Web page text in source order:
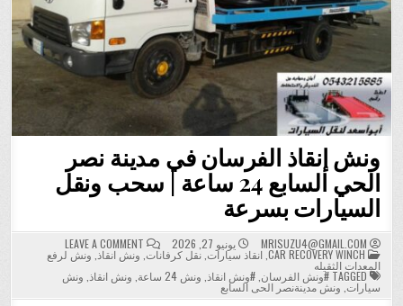
ونش إنقاذ الفرسان في مدينة نصر
الحي السابع 24 ساعة | سحب ونقل
السيارات بسرعة
MRISUZU4@GMAIL.COM يونيو 27, 2026 LEAVE A COMMENT
ON
ونش
إنقاذ
في
مدينة
POSTED
IN
CAR RECOVERY WINCH
,انقاذ سيارات ,نقل كرفانات ونش انقاذ ونش لرفع
المعدات الثقيله
#ونش الفرسان ,#ونش انقاذ ونش 24 ساعة ونش انقاذ ونش
سيارات ونش مدينةنصر الحى السابع